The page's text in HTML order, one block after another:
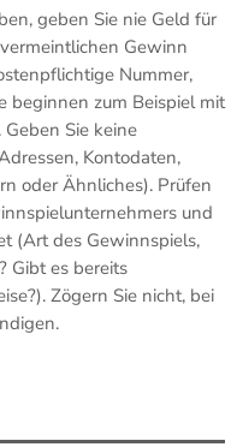
geben Sie nie Geld für
Gewinn
Nummer,
beginnen zum Beispiel mit
Sie keine
Kontodaten,
oder Ähnliches). Prüfen
und
(Art des Gewinnspiels,
Gibt es bereits
Zögern Sie nicht, bei